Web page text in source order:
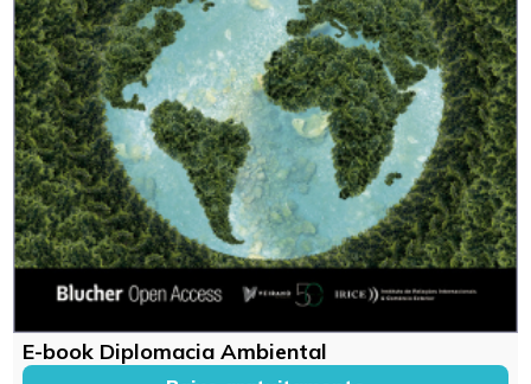
E-book Diplomacia Ambiental